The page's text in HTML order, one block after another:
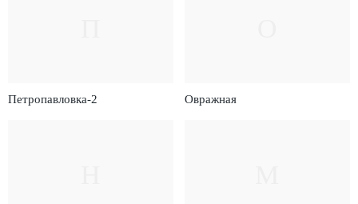
Петропавловка-2 Овражная